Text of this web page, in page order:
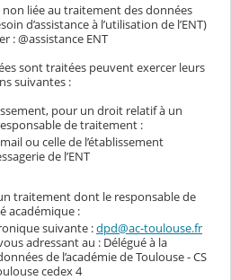
liée au traitement des données
d’assistance à l’utilisation de l’ENT)
: @assistance ENT
sont traitées peuvent exercer leurs
suivantes :
pour un droit relatif à un
de traitement :
ou celle de l’établissement
de l’ENT
traitement dont le responsable de
académique :
suivante :dpd@ac-toulouse.fr
adressant au : Délégué à la
de l’académie de Toulouse - CS
cedex 4